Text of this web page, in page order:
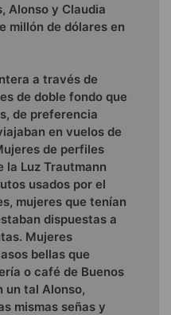
Alonso y Claudia
millón de dóla­res en
a través de
de doble fondo que
de preferencia
en vuelos de
de perfiles
la Luz Trautmann
usados por el
mujeres que tenían
dispuestas a
Mujeres
be­llas que
o café de Buenos
un tal Alonso,
mismas señas y